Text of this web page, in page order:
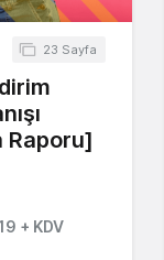
23 Sayfa
Raporu]
+ KDV